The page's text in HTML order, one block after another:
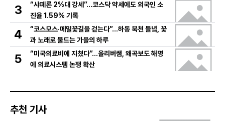
3
“샤페론 2%대 강세”…코스닥 약세에도 외국인 소
진율 1.59% 기록
4
“코스모스·메밀꽃길을 걷는다”…하동 북천 들녘, 꽃
과 노래로 물드는 가을의 하루
5
“미국의료비에 지쳤다”…올리버쌤, 왜곡보도 해명
에 의료시스템 논쟁 확산
추천 기사